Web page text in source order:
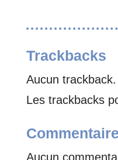
Trackbacks
Aucun trackback.
Les trackbacks
Aucun